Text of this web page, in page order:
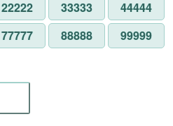
22222 33333
44444
77777 88888 99999